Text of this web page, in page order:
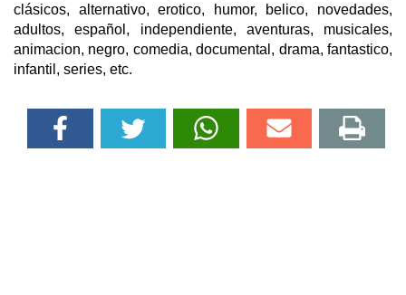
clásicos, alternativo, erotico, humor, belico, novedades,
adultos, español, independiente, aventuras, musicales,
animacion, negro, comedia, documental, drama, fantastico,
infantil, series, etc.